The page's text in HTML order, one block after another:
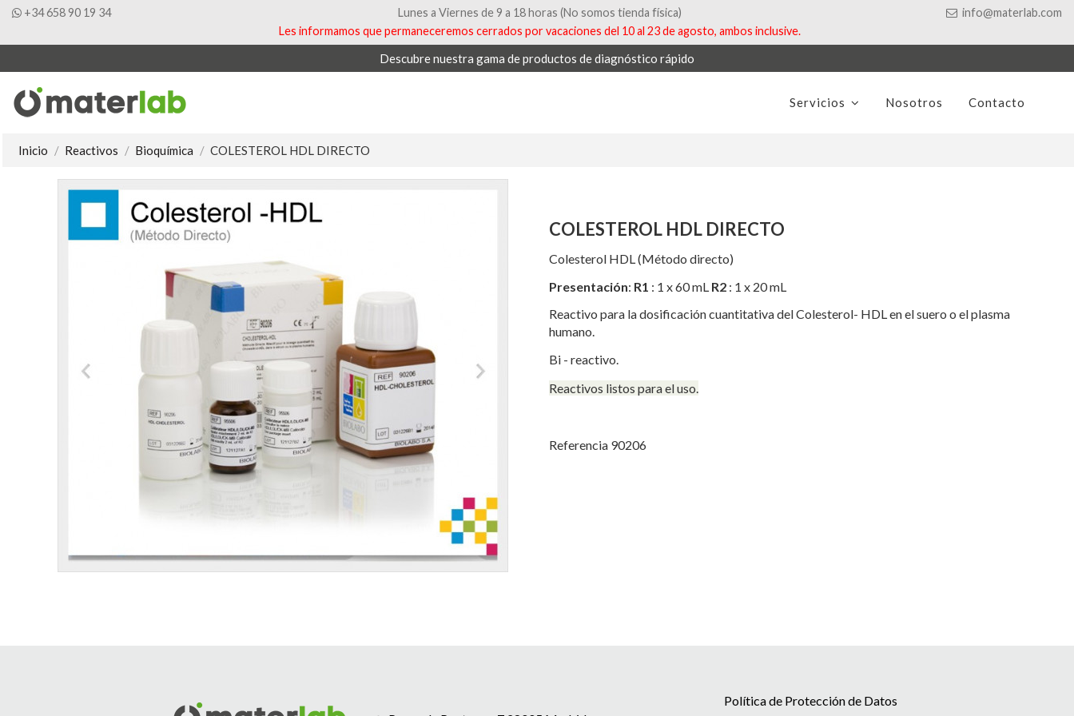
+34 658 90 19 34
Lunes a Viernes de 9 a 18 horas (No somos tienda física)
Les informamos que permaneceremos cerrados por vacaciones del 10 al 23 de agosto, ambos inclusive.
info@materlab.com
Descubre nuestra gama de productos de diagnóstico rápido
Servicios Nosotros Contacto
Inicio Reactivos Bioquímica COLESTEROL HDL DIRECTO
COLESTEROL HDL DIRECTO
Colesterol HDL (Método directo)
Presentación: R1 : 1 x 60 mL R2 : 1 x 20 mL
Reactivo para la dosificacióncuantitativa del Colesterol- HDLen el suero o el plasma
humano.
Bi - reactivo.
Reactivos listos para el uso.
Referencia 90206
Política de Protección de Datos